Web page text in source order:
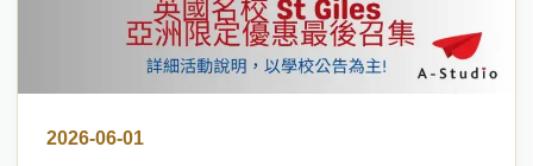
2026-06-01